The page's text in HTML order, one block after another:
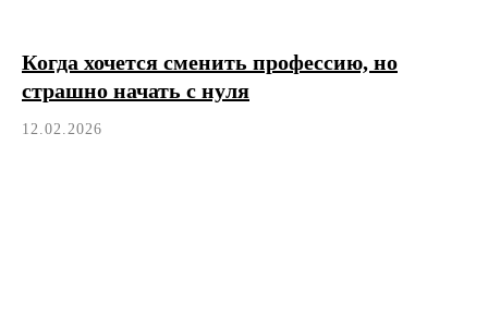
Когда хочется сменить профессию, но
страшно начать с нуля
12.02.2026